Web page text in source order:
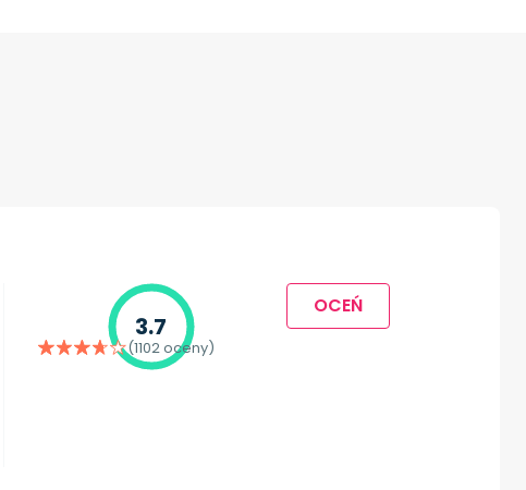
3.7
(1102 oceny)
OCEŃ